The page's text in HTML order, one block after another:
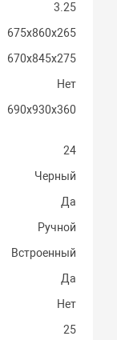
3.25
675х860х265
670х845х275
Нет
690х930х360
24
Черный
Да
Ручной
Встроенный
Да
Нет
25